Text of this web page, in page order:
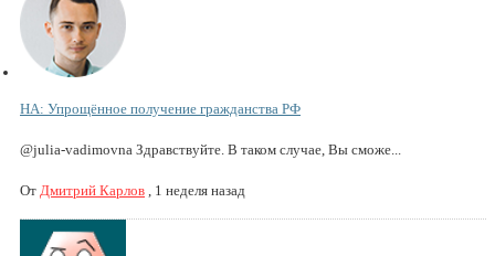
НА: Упрощённое получение гражданства РФ
@julia-vadimovna Здравствуйте. В таком случае, Вы сможе...
От Дмитрий Карлов , 1 неделя назад